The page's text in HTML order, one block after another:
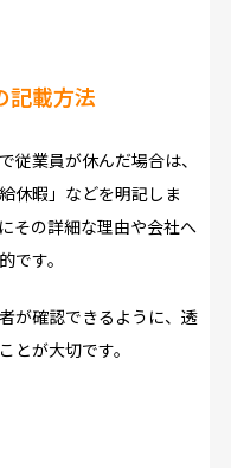
記載方法
従業員が休んだ場合は、
休暇」などを明記しま
その詳細な理由や会社へ
です。
が確認できるように、透
とが大切です。